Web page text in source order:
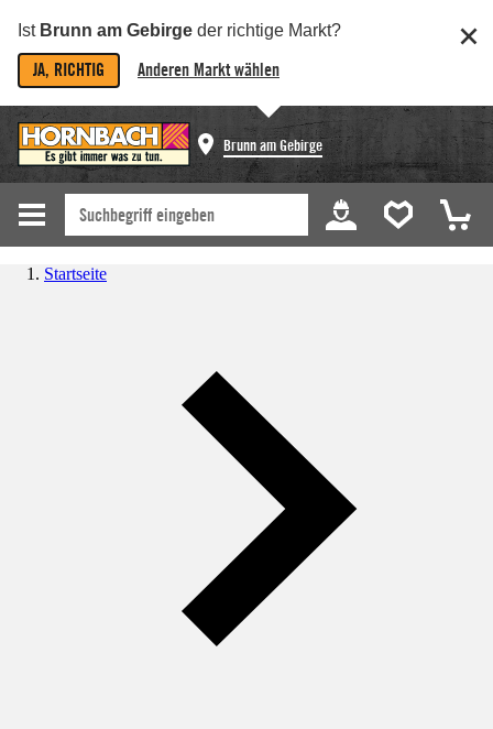
Ist Brunn am Gebirge der richtige Markt?
JA, RICHTIG Anderen Markt wählen
Brunn am Gebirge
Startseite